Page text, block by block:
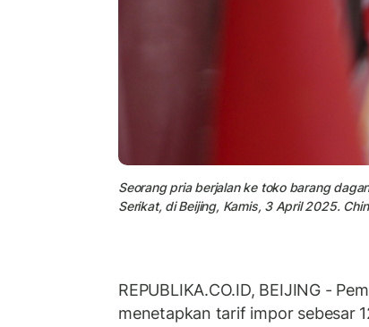
Seorang pria berjalan ke toko barang
Serikat, di Beijing, Kamis, 3 April 2025.
REPUBLIKA.CO.ID, BEIJING -
menetapkan tarif impor sebesar